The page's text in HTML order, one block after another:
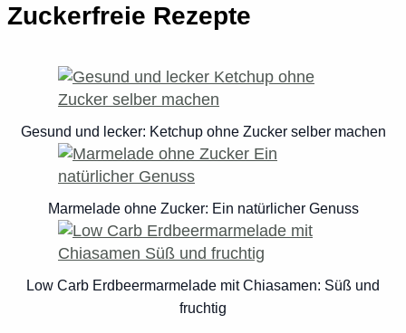
Zuckerfreie Rezepte
Gesund und lecker: Ketchup ohne Zucker selber machen
Marmelade ohne Zucker: Ein natürlicher Genuss
Low Carb Erdbeermarmelade mit Chiasamen: Süß und
fruchtig